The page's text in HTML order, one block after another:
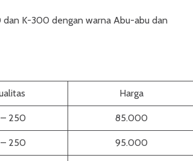
dan K-300 dengan warna Abu-abu dan
Harga
– 250 85.000
– 250 95.000